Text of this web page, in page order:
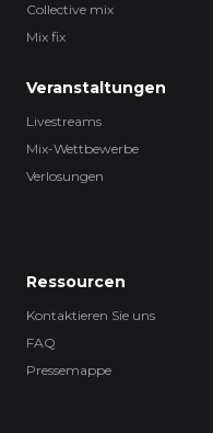
Collective mix
Mix fix
Veranstaltungen
Livestreams
Mix-Wettbewerbe
Verlosungen
Ressourcen
Kontaktieren Sie uns
FAQ
Pressemappe